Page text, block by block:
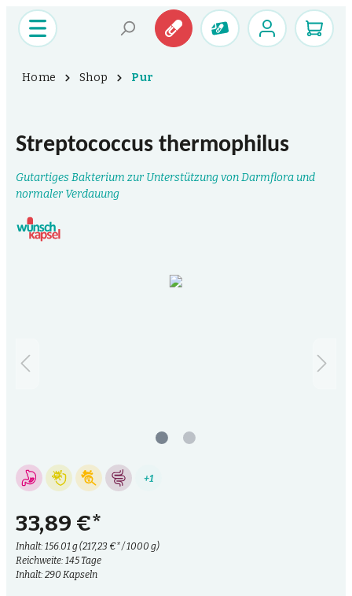
Home Shop Pur
Streptococcus thermophilus
Gutartiges Bakterium zur Unterstützung von Darmflora und
normaler Verdauung
+1
33,89 €*
Inhalt: 156.01 g(217,23 €* / 1000 g)
Reichweite: 145 Tage
Inhalt: 290 Kapseln